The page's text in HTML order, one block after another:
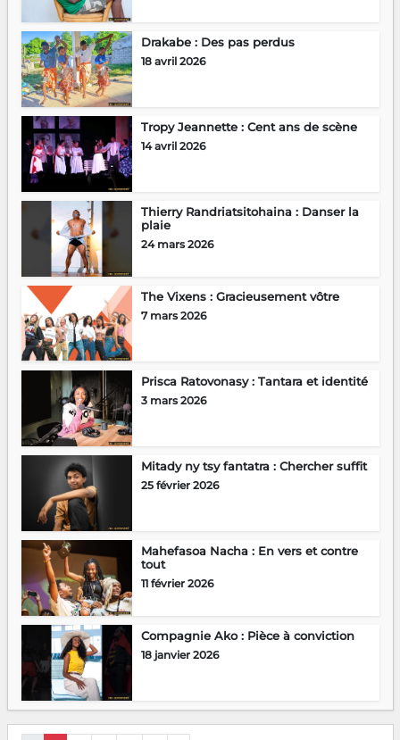
Drakabe : Des pas perdus
18 avril 2026
Tropy Jeannette : Cent ans de scène
14 avril 2026
Thierry Randriatsitohaina : Danser la
plaie
24 mars 2026
The Vixens : Gracieusement vôtre
7 mars 2026
Prisca Ratovonasy : Tantara et identité
3 mars 2026
Mitady ny tsy fantatra : Chercher suffit
25 février 2026
Mahefasoa Nacha : En vers et contre
tout
11 février 2026
Compagnie Ako : Pièce à conviction
18 janvier 2026